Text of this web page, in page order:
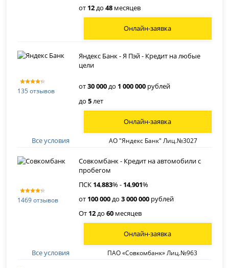
от 12до48 месяцев
Онлайн-заявка
135 отзывов
Яндекс Банк - Я Пэй - Кредит на любые
цели
от30 000до 1 000 000 рублей
до5 лет
Все условия АО "Яндекс Банк" Лиц.№3027
Онлайн-заявка
1469 отзывов
Совкомбанк - Кредит на автомобили с
пробегом
ПСК 14,883% - 14,901%
от 100 000до3 000 000 рублей
От 12до60 месяцев
Все условия ПАО «Совкомбанк» Лиц.№963
Онлайн-заявка